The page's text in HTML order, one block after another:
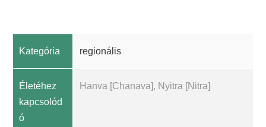
Kategória regionális
Életéhez
kapcsolód
ó
Hanva [Chanava], Nyitra [Nitra]